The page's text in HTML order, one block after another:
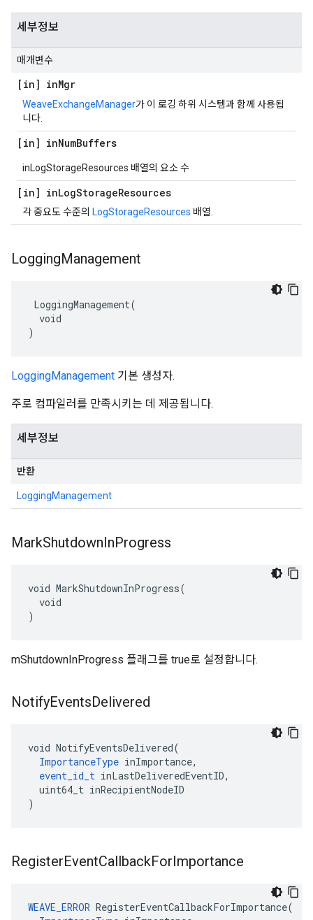
세부정보
매개변수
[in] inMgr
WeaveExchangeManager가 이 로깅 하위 시스템과 함께 사용됩
니다.
[in] inNumBuffers
inLogStorageResources 배열의 요소 수
[in] inLogStorageResources
각 중요도 수준의 LogStorageResources 배열.
LoggingManagement
LoggingManagement(
  void
)
LoggingManagement 기본 생성자.
주로 컴파일러를 만족시키는 데 제공됩니다.
세부정보
반환
LoggingManagement
MarkShutdownInProgress
void MarkShutdownInProgress(
  void
)
mShutdownInProgress 플래그를 true로 설정합니다.
NotifyEventsDelivered
void NotifyEventsDelivered(
ImportanceType inImportance,
event_id_t inLastDeliveredEventID,
  uint64_t inRecipientNodeID
)
RegisterEventCallbackForImportance
WEAVE_ERROR RegisterEventCallbackForImportance(